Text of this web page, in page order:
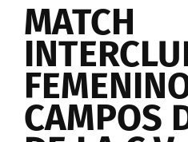
MATCH
CAMPOS